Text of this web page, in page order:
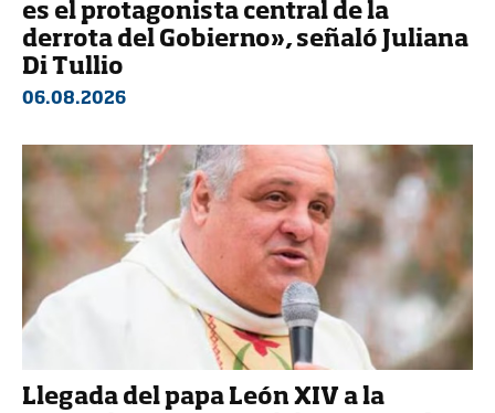
es el protagonista central de la
derrota del Gobierno», señaló Juliana
Di Tullio
06.08.2026
Llegada del papa León XIV a la